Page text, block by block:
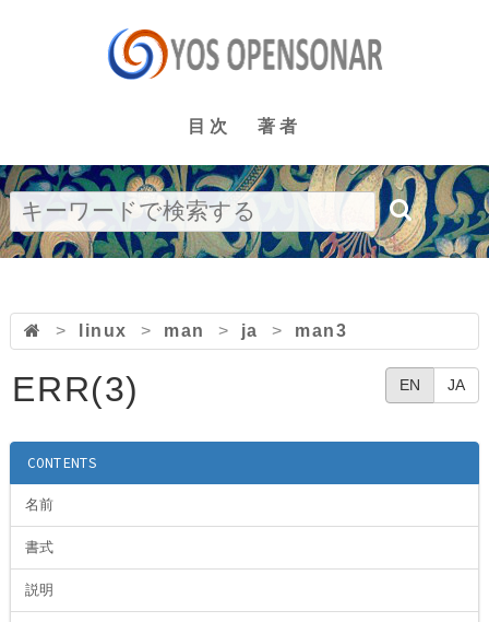
目次 著者
> linux > man > ja > man3
EN JA
ERR(3)
CONTENTS
名前
書式
説明